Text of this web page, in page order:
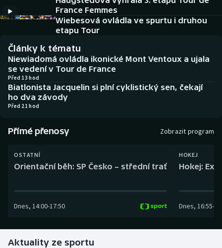
Boby a skeleton
Box
Curling
Futsal
Házená
Historické návraty
Aplikace ČT sport
AZ kvíz
France Femmes
Wiebesová ovládla ve spurtu i druhou
etapu Tour
Články k tématu
Niewiadomá ovládla ikonické Mont Ventoux a ujala
se vedení v Tour de France
Před 13 hod
Biatlonista Jacquelin si plní cyklistický sen, čekají
ho dva závody
Před 21 hod
Přímé přenosy Zobrazit program
OSTATNÍ
Orientační běh: SP Česko – střední trať
Dnes, 14:00-17:50
HOKEJ
Hokej:
Dnes, 16:55-
Aktuality ze sportu